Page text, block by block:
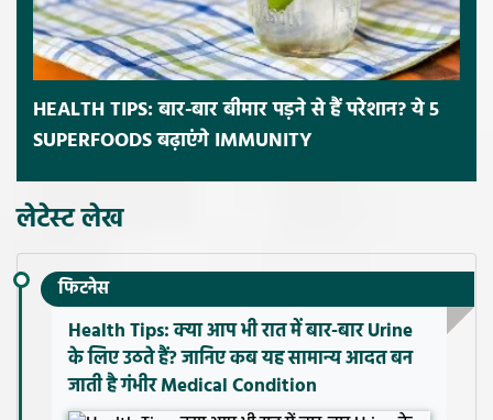
HEALTH TIPS: बार-बार बीमार पड़ने से हैं परेशान? ये 5
SUPERFOODS बढ़ाएंगे IMMUNITY
लेटेस्ट लेख
फिटनेस
Health Tips: क्या आप भी रात में बार-बार Urine
के लिए उठते हैं? जानिए कब यह सामान्य आदत बन
जाती है गंभीर Medical Condition